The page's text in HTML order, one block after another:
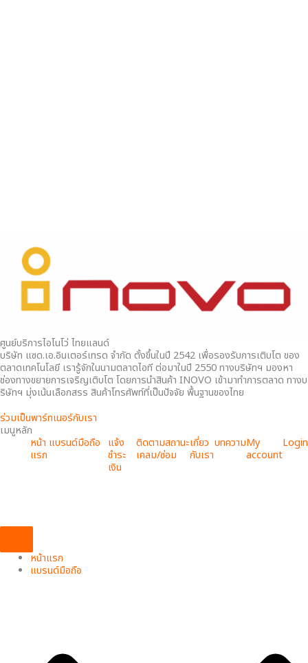
ศูนย์บริการไอโนโว่ ไทยแลนด์
บริษัท แซด.เอ.อินเตอร์เทรด จำกัด ตั้งขึ้นในปี 2542 เพื่อรองรับการเติบโต ของ
ตลาดเทคโนโลยี เรารู้จักในนามตลาดไอที ต่อมาในปี 2550 ทางบริษัทฯ มองหา
ช่องทางขยายการเจริญเติบโต โดยการนำสินค้า INOVO เข้ามาทำการตลาด ทางบ
ริษัทฯ มุ่งเน้นเลือกสรร สินค้าโทรศัพท์ที่เป็นปัจจัย พื้นฐานของไทย
ร่วมเป็นพาร์ทเนอร์กับเรา
เมนูหลัก
หน้า
แรก
แบรนด์มือถือ แจ้ง
ชำระ
เงิน
ติดตามสถานะ
เคลม/ซ่อม
เกี่ยว
กับเรา
บทความMy
account
Login
หน้าแรก
แบรนด์มือถือ